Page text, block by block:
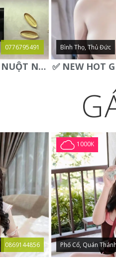
0776795491
❣️HÂN BABY❣️GỢI CẢM NUỘT NÀ DÁNG SON XINH XINH QUYẾN RŨ
Bình Thọ, Thủ Đức
0869144856
1000K
Phố Cổ, Quán